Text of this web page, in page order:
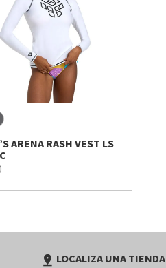
ARENA RASH VEST LS
pin_drop LOCALIZA UNA TIENDA